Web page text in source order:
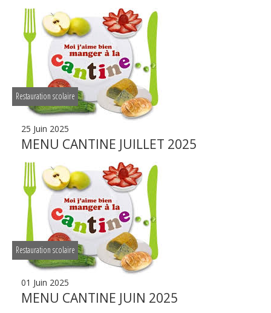
Restauration scolaire
25 Juin 2025
MENU CANTINE JUILLET 2025
Restauration scolaire
01 Juin 2025
MENU CANTINE JUIN 2025